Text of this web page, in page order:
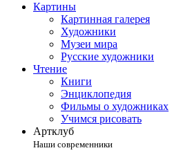
Картины
Картинная галерея
Художники
Музеи мира
Русские художники
Чтение
Книги
Энциклопедия
Фильмы о художниках
Учимся рисовать
Артклуб
Наши современники